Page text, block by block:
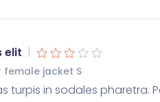
elit |
jacket S
turpis in sodales pharetra.